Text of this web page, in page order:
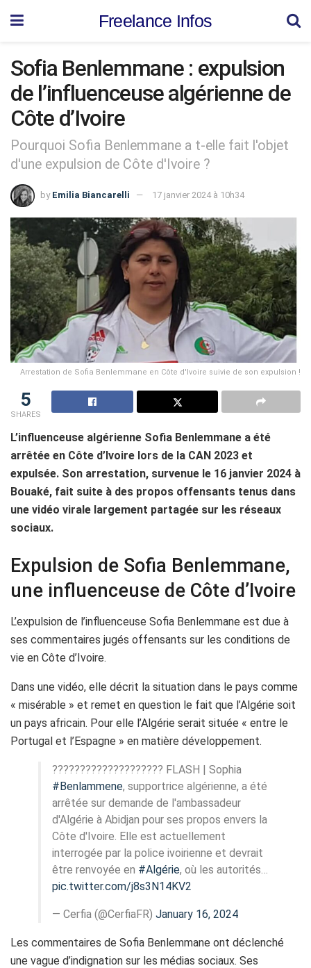
Freelance Infos
Sofia Benlemmane : expulsion
de l’influenceuse algérienne de
Côte d’Ivoire
Pourquoi Sofia Benlemmane a t-elle fait l'objet
d'une expulsion de Côte d'Ivoire ?
by Emilia Biancarelli 17 janvier 2024 à 10h34
Arrestation de Sofia Benlemmane en Côte d'Ivoire suivie de son expulsion !
5
SHARES
L’influenceuse algérienne Sofia Benlemmane a été
arrêtée en Côte d’Ivoire lors de la CAN 2023 et
expulsée. Son arrestation, survenue le 16 janvier 2024 à
Bouaké, fait suite à des propos offensants tenus dans
une vidéo virale largement partagée sur les réseaux
sociaux.
Expulsion de Sofia Benlemmane,
une influenceuse de Côte d’Ivoire
L’expulsion de l’influenceuse Sofia Benlemmane est due à
ses commentaires jugés offensants sur les conditions de
vie en Côte d’Ivoire.
Dans une vidéo, elle décrit la situation dans le pays comme
« misérable » et remet en question le fait que l’Algérie soit
un pays africain. Pour elle l’Algérie serait située « entre le
Portugal et l’Espagne » en matière développement.
???????????????????? FLASH | Sophia
#Benlammene, supportrice algérienne, a été
arrêtée sur demande de l'ambassadeur
d'Algérie à Abidjan pour ses propos envers la
Côte d'Ivoire. Elle est actuellement
interrogée par la police ivoirienne et devrait
être renvoyée en #Algérie, où les autorités…
pic.twitter.com/j8s3N14KV2
— Cerfia (@CerfiaFR) January 16, 2024
Les commentaires de Sofia Benlemmane ont déclenché
une vague d’indignation sur les médias sociaux. Ses